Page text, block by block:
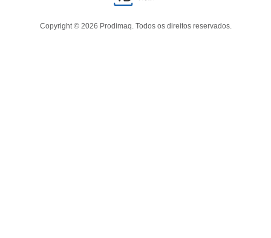
Copyright © 2026 Prodimaq. Todos os direitos reservados.